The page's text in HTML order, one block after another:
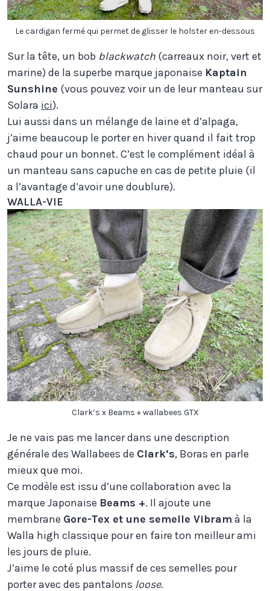
Le cardigan fermé qui permet de glisser le holster en-dessous
Sur la tête, un bob blackwatch (carreaux noir, vert et
marine) de la superbe marque japonaise Kaptain
Sunshine (vous pouvez voir un de leur manteau sur
Solara ici).
Lui aussi dans un mélange de laine et d’alpaga,
j’aime beaucoup le porter en hiver quand il fait trop
chaud pour un bonnet. C’est le complément idéal à
un manteau sans capuche en cas de petite pluie (il
a l’avantage d’avoir une doublure).
WALLA-VIE
Clark’s x Beams + wallabees GTX
Je ne vais pas me lancer dans une description
générale des Wallabees de Clark’s, Boras en parle
mieux que moi.
Ce modèle est issu d’une collaboration avec la
marque Japonaise Beams +. Il ajoute une
membrane Gore-Tex et une semelle Vibram à la
Walla high classique pour en faire ton meilleur ami
les jours de pluie.
J’aime le coté plus massif de ces semelles pour
porter avec des pantalons loose.